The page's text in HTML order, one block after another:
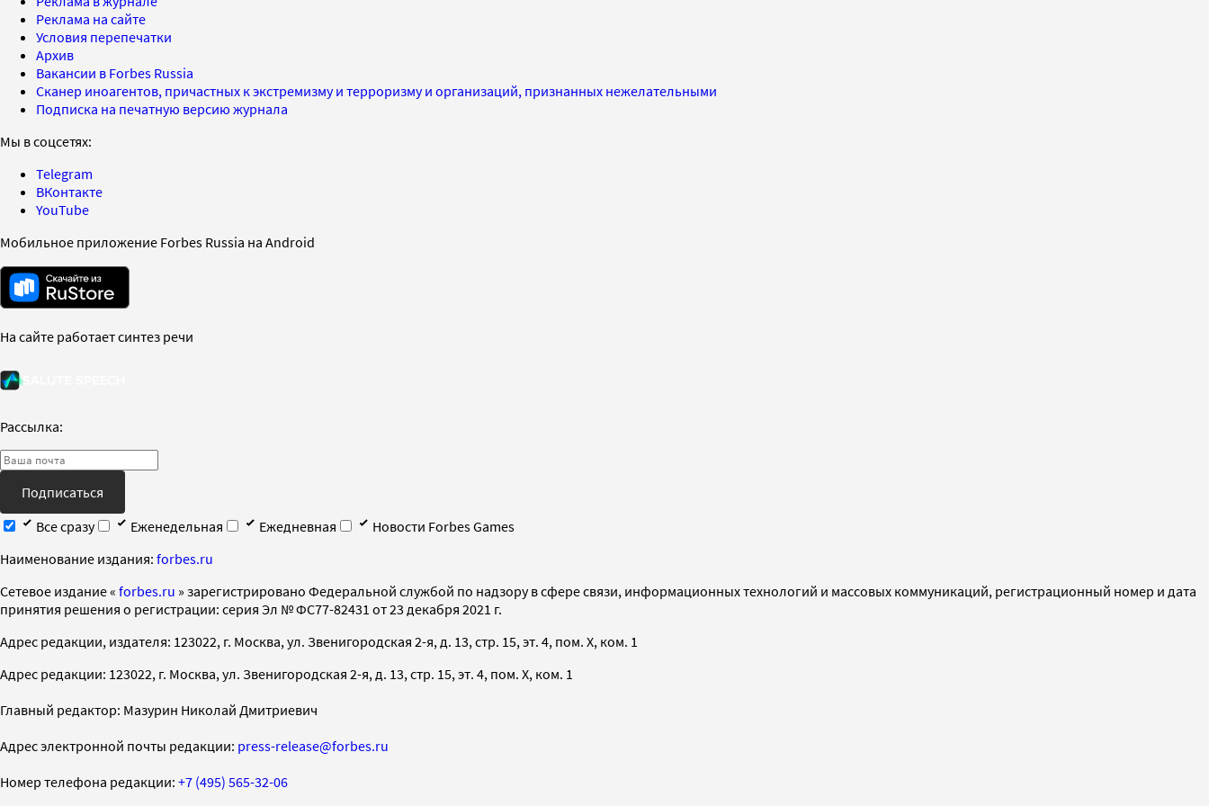
Реклама на сайте
Условия перепечатки
Архив
Вакансии в Forbes Russia
Сканер иноагентов, причастных к экстремизму и терроризму и организаций, признанных нежелательными
Подписка на печатную версию журнала
Мы в соцсетях:
Telegram
ВКонтакте
YouTube
Мобильное приложение Forbes Russia на Android
На сайте работает синтез речи
Рассылка:
Подписаться
Все сразу
Еженедельная Ежедневная
Новости Forbes Games
Наименование издания: forbes.ru
Cетевое издание « forbes.ru » зарегистрировано Федеральной службой по надзору в сфере связи, информационных технологий и массовых коммуникаций, регистрационный номер и дата
принятия решения о регистрации: серия Эл № ФС77-82431 от 23 декабря 2021 г.
Адрес редакции, издателя: 123022, г. Москва, ул. Звенигородская 2-я, д. 13, стр. 15, эт. 4, пом. X, ком. 1
Адрес редакции: 123022, г. Москва, ул. Звенигородская 2-я, д. 13, стр. 15, эт. 4, пом. X, ком. 1
Главный редактор: Мазурин Николай Дмитриевич
Адрес электронной почты редакции: press-release@forbes.ru
Номер телефона редакции: +7 (495) 565-32-06